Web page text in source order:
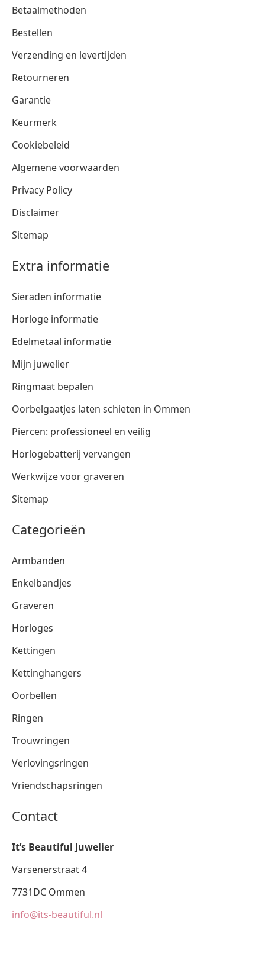
Betaalmethoden
Bestellen
Verzending en levertijden
Retourneren
Garantie
Keurmerk
Cookiebeleid
Algemene voorwaarden
Privacy Policy
Disclaimer
Sitemap
Extra informatie
Sieraden informatie
Horloge informatie
Edelmetaal informatie
Mijn juwelier
Ringmaat bepalen
Oorbelgaatjes laten schieten in Ommen
Piercen: professioneel en veilig
Horlogebatterij vervangen
Werkwijze voor graveren
Sitemap
Categorieën
Armbanden
Enkelbandjes
Graveren
Horloges
Kettingen
Kettinghangers
Oorbellen
Ringen
Trouwringen
Verlovingsringen
Vriendschapsringen
Contact
It’s Beautiful Juwelier
Varsenerstraat 4
7731DC Ommen
info@its-beautiful.nl